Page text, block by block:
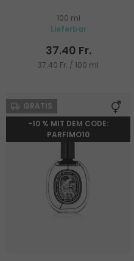
100 ml
Lieferbar
37.40 Fr.
37.40 Fr. / 100 ml
GRATIS
-10 % MIT DEM CODE:
PARFIMO10